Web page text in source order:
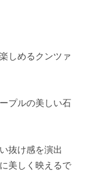
しめるクンツァ
プルの美しい石
抜け感を演出
美しく映えるで